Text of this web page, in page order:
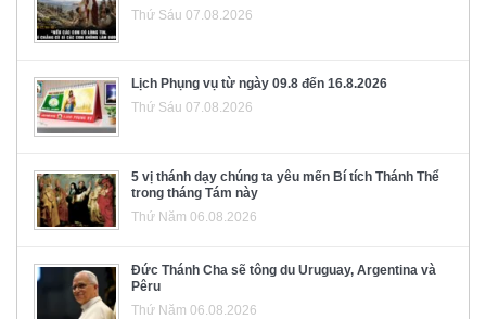
Thứ Sáu 07.08.2026
Lịch Phụng vụ từ ngày 09.8 đến 16.8.2026
Thứ Sáu 07.08.2026
5 vị thánh dạy chúng ta yêu mến Bí tích Thánh Thể
trong tháng Tám này
Thứ Năm 06.08.2026
Đức Thánh Cha sẽ tông du Uruguay, Argentina và
Pêru
Thứ Năm 06.08.2026